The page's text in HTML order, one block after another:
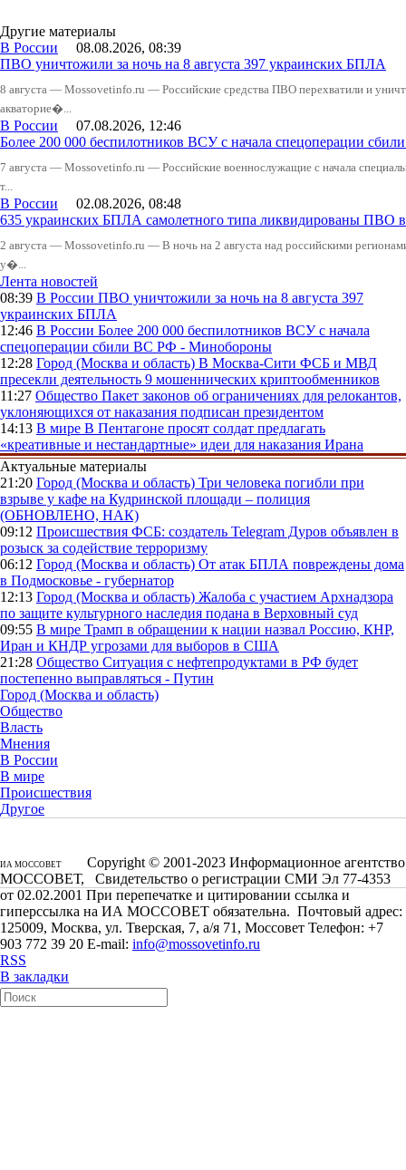
Другие материалы
В России 08.08.2026, 08:39
ПВО уничтожили за ночь на 8 августа 397 украинских БПЛА
8 августа — Mossovetinfo.ru — Российские средства ПВО перехватили и
акваторие�...
В России 07.08.2026, 12:46
Более 200 000 беспилотников ВСУ с начала спецоперации
7 августа — Mossovetinfo.ru — Российские военнослужащие с начала
т...
В России 02.08.2026, 08:48
635 украинских БПЛА самолетного типа ликвидированы ПВО
2 августа — Mossovetinfo.ru — В ночь на 2 августа над российскими
у�...
Лента новостей
08:39 В России ПВО уничтожили за ночь на 8 августа 397
украинских БПЛА
12:46 В России Более 200 000 беспилотников ВСУ с начала
спецоперации сбили ВС РФ - Минобороны
12:28 Город (Москва и область) В Москва-Сити ФСБ и МВД
пресекли деятельность 9 мошеннических криптообменников
11:27 Общество Пакет законов об ограничениях для релокантов,
уклоняющихся от наказания подписан президентом
14:13 В мире В Пентагоне просят солдат предлагать
«креативные и нестандартные» идеи для наказания Ирана
Актуальные материалы
21:20 Город (Москва и область) Три человека погибли при
взрыве у кафе на Кудринской площади – полиция
(ОБНОВЛЕНО, НАК)
09:12 Происшествия ФСБ: создатель Telegram Дуров объявлен в
розыск за содействие терроризму
06:12 Город (Москва и область) От атак БПЛА повреждены дома
в Подмосковье - губернатор
12:13 Город (Москва и область) Жалоба с участием Архнадзора
по защите культурного наследия подана в Верховный суд
09:55 В мире Трамп в обращении к нации назвал Россию, КНР,
Иран и КНДР угрозами для выборов в США
21:28 Общество Ситуация с нефтепродуктами в РФ будет
постепенно выправляться - Путин
Город (Москва и область)
Общество
Власть
Мнения
В России
В мире
Происшествия
Другое
ИА МОССОВЕТ
Copyright © 2001-2023 Информационное агентство
МОССОВЕТ, Свидетельство о регистрации СМИ Эл 77-4353
от 02.02.2001 При перепечатке и цитировании ссылка и
гиперссылка на ИА МОССОВЕТ обязательна. Почтовый адрес:
125009, Москва, ул. Тверская, 7, а/я 71, Моссовет Телефон: +7
903 772 39 20 E-mail: info@mossovetinfo.ru
RSS
В закладки